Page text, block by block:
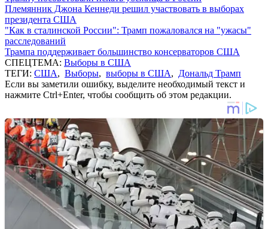
Племянник Джона Кеннеди решил участвовать в выборах
президента США
"Как в сталинской России": Трамп пожаловался на "ужасы"
расследований
Трампа поддерживает большинство консерваторов США
СПЕЦТЕМА: Выборы в США
ТЕГИ: США, Выборы, выборы в США, Дональд Трамп
Если вы заметили ошибку, выделите необходимый текст и
нажмите Ctrl+Enter, чтобы сообщить об этом редакции.